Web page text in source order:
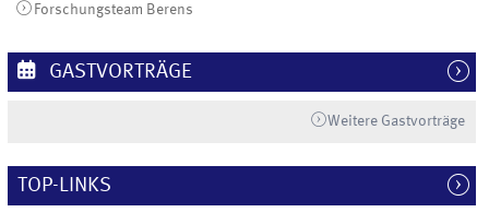
Forschungsteam Berens
GASTVORTRÄGE
Weitere Gastvorträge
TOP-LINKS